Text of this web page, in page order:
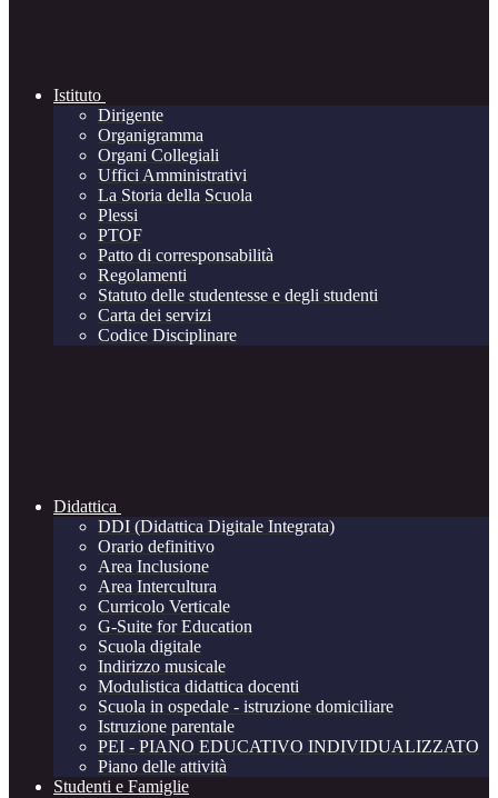
Istituto
Dirigente
Organigramma
Organi Collegiali
Uffici Amministrativi
La Storia della Scuola
Plessi
PTOF
Patto di corresponsabilità
Regolamenti
Statuto delle studentesse e degli studenti
Carta dei servizi
Codice Disciplinare
Didattica
DDI (Didattica Digitale Integrata)
Orario definitivo
Area Inclusione
Area Intercultura
Curricolo Verticale
G-Suite for Education
Scuola digitale
Indirizzo musicale
Modulistica didattica docenti
Scuola in ospedale - istruzione domiciliare
Istruzione parentale
PEI - PIANO EDUCATIVO INDIVIDUALIZZATO
Piano delle attività
Studenti e Famiglie